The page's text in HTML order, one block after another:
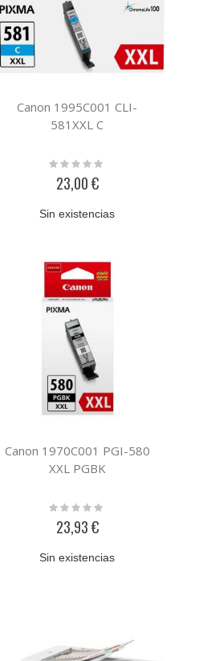
Canon 1995C001 CLI-
581XXL C
Rating:
23,00 €
Sin existencias
Canon 1970C001 PGI-580
XXL PGBK
Rating:
23,93 €
Sin existencias